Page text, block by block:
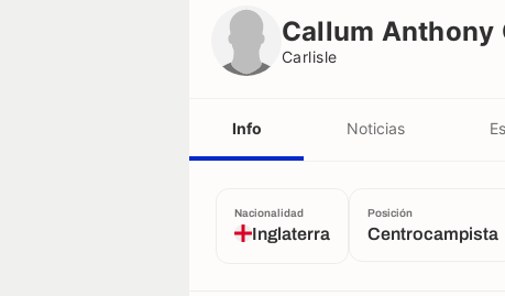
Callum Anthony
Carlisle
Info Noticias
Nacionalidad
Inglaterra
Posición
Centrocampista